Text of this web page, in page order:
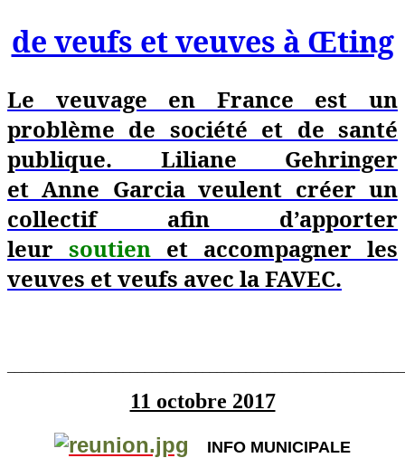
de veufs et veuves à Œting
Le veuvage en France est un
problème de société et de santé
publique. Liliane Gehringer
et Anne Garcia veulent créer un
collectif afin d’apporter
leur soutien et accompagner les
veuves et veufs avec la FAVEC.
11 octobre 2017
INFO MUNICIPALE